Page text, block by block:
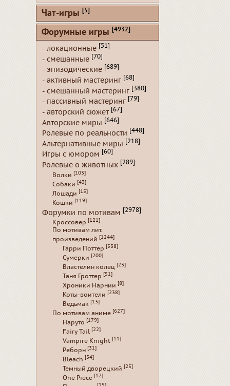
Чат-игры [5]
Форумные игры [4932]
- локационные [51]
- смешанные [70]
- эпизодические [689]
- активный мастеринг [68]
- смешанный мастеринг [380]
- пассивный мастеринг [79]
- авторский сюжет [67]
Авторские миры [646]
Ролевые по реальности [448]
Альтернативные миры [218]
Игры с юмором [60]
Ролевые о животных [289]
Волки [103]
Собаки [43]
Лошади [15]
Кошки [119]
Форумки по мотивам [2978]
Кроссовер [121]
По мотивам лит.
произведений [1244]
Гарри Поттер [538]
Сумерки [200]
Властелин колец [23]
Таня Гроттер [51]
Хроники Нарнии [8]
Коты-воители [238]
Ведьмак [13]
По мотивам аниме [627]
Наруто [179]
Fairy Tail [22]
Vampire Knight [11]
Реборн [31]
Bleach [54]
Темный дворецкий [25]
One Piece [12]